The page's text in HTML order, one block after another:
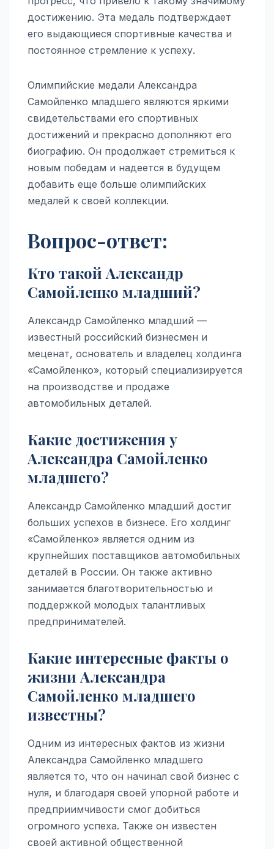
достижению. Эта медаль подтверждает
его выдающиеся спортивные качества и
постоянное стремление к успеху.
Олимпийские медали Александра
Самойленко младшего являются яркими
свидетельствами его спортивных
достижений и прекрасно дополняют его
биографию. Он продолжает стремиться к
новым победам и надеется в будущем
добавить еще больше олимпийских
медалей к своей коллекции.
Вопрос-ответ:
Кто такой Александр
Самойленко младший?
Александр Самойленко младший —
известный российский бизнесмен и
меценат, основатель и владелец холдинга
«Самойленко», который специализируется
на производстве и продаже
автомобильных деталей.
Какие достижения у
Александра Самойленко
младшего?
Александр Самойленко младший достиг
больших успехов в бизнесе. Его холдинг
«Самойленко» является одним из
крупнейших поставщиков автомобильных
деталей в России. Он также активно
занимается благотворительностью и
поддержкой молодых талантливых
предпринимателей.
Какие интересные факты о
жизни Александра
Самойленко младшего
известны?
Одним из интересных фактов из жизни
Александра Самойленко младшего
является то, что он начинал свой бизнес с
нуля, и благодаря своей упорной работе и
предприимчивости смог добиться
огромного успеха. Также он известен
своей активной общественной